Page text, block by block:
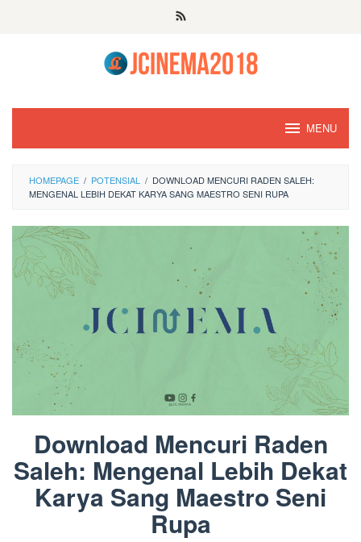
MENU
HOMEPAGE / POTENSIAL / DOWNLOAD MENCURI RADEN SALEH:
MENGENAL LEBIH DEKAT KARYA SANG MAESTRO SENI RUPA
Download Mencuri Raden
Saleh: Mengenal Lebih Dekat
Karya Sang Maestro Seni
Rupa